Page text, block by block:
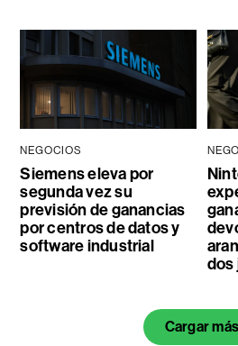
NEGOCIOS
Siemens eleva por
segunda vez su
previsión de ganancias
por centros de datos y
software industrial
dos
Cargar más